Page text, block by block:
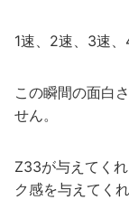
1速、2速、3速、
この瞬間の面白
せん。
Z33が与えてく
ク感を与えてくれ